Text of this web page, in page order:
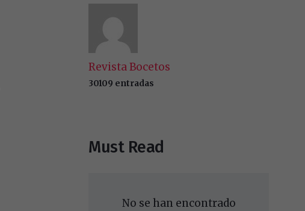
Revista Bocetos
30109 entradas
Must Read
No se han encontrado